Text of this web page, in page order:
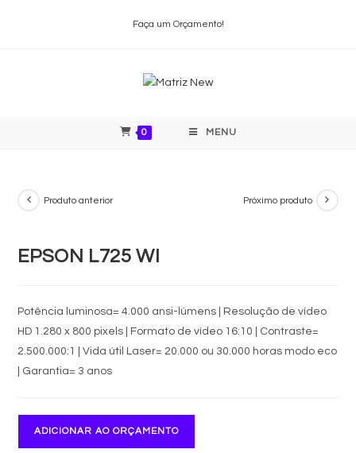
Faça um Orçamento!
0 MENU
Produto anterior Próximo produto
EPSON L725 WI
Potência luminosa= 4.000 ansi-lúmens | Resolução de vídeo
HD 1.280 x 800 pixels | Formato de vídeo 16:10 | Contraste=
2.500.000:1 | Vida útil Laser= 20.000 ou 30.000 horas modo eco
| Garantia= 3 anos
ADICIONAR AO ORÇAMENTO